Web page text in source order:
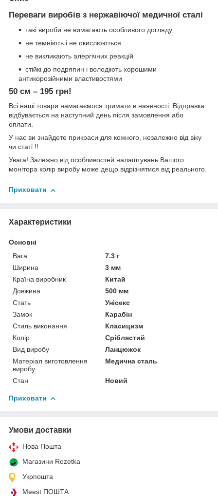
Переваги виробів з нержавіючої медичної сталі
такі вироби не вимагають особливого догляду
не темніють і не окислюються
не викликають алергічних реакцій
стійкі до подряпин і володіють хорошими
антикорозійними властивостями
50 см – 195 грн!
Всі наші товари намагаємося тримати в наявності. Відправка
відбувається на наступний день після замовлення або
оплати.
У нас ви знайдете прикраси для кожного, незалежно від віку
чи статі !!
Увага! Залежно від особливостей налаштувань Вашого
монітора колір виробу може дещо відрізнятися від реального.
Приховати
Характеристики
Основні
Вага
7.3 г
Ширина
3 мм
Країна виробник
Китай
Довжина
500 мм
Стать
Унісекс
Замок
Карабін
Стиль виконання
Класицизм
Колір
Сріблястий
Вид виробу
Ланцюжок
Матеріал виготовлення
виробу
Медична сталь
Стан Новий
Приховати
Умови доставки
Нова Пошта
Магазини Rozetka
Укрпошта
Meest ПОШТА